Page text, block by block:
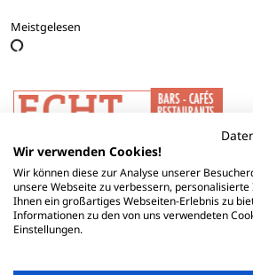
Meistgelesen
Wir verwenden Cookies!
Wir können diese zur Analyse unserer
unsere Webseite zu verbessern,
Ihnen ein großartiges Webseiten-Erlebnis zu
Informationen zu den von uns verwendeten
Einstellungen.